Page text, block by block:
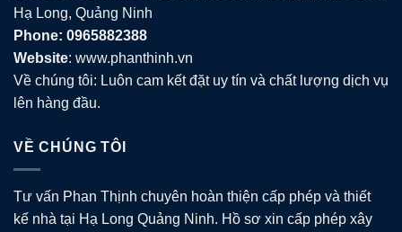
Hạ Long, Quảng Ninh
Phone: 0965882388
Website: www.phanthinh.vn
Về chúng tôi: Luôn cam kết đặt uy tín và chất lượng dịch vụ
lên hàng đầu.
VỀ CHÚNG TÔI
Tư vấn Phan Thịnh chuyên hoàn thiện cấp phép và thiết
kế nhà tại Hạ Long Quảng Ninh. Hồ sơ xin cấp phép xây